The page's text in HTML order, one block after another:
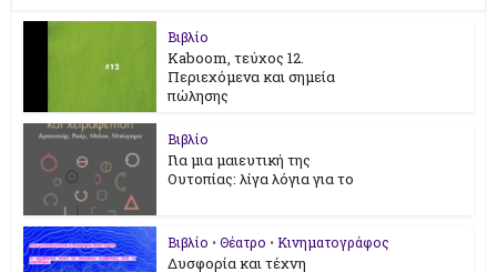
Βιβλίο
Kaboom, τεύχος 12.
Περιεχόμενα και σημεία
πώλησης
Βιβλίο
Για μια μαιευτική της
Ουτοπίας: λίγα λόγια για το
Βιβλίο • Θέατρο • Κινηματογράφος
Δυσφορία και τέχνη